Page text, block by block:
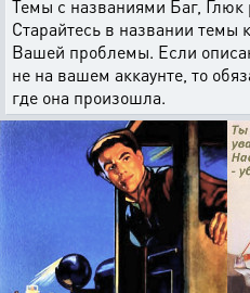
Темы с названиями Баг, Глюк
Старайтесь в названии темы
Вашей проблемы. Если
не на вашем аккаунте, то
где она произошла.